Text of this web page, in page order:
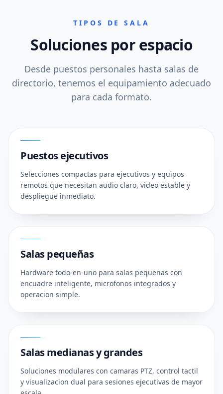
TIPOS DE SALA
Soluciones por espacio
Desde puestos personales hasta salas de
directorio, tenemos el equipamiento adecuado
para cada formato.
Puestos ejecutivos
Selecciones compactas para ejecutivos y equipos
remotos que necesitan audio claro, video estable y
despliegue inmediato.
Salas pequeñas
Hardware todo-en-uno para salas pequenas con
encuadre inteligente, microfonos integrados y
operacion simple.
Salas medianas y grandes
Soluciones modulares con camaras PTZ, control tactil
y visualizacion dual para sesiones ejecutivas de mayor